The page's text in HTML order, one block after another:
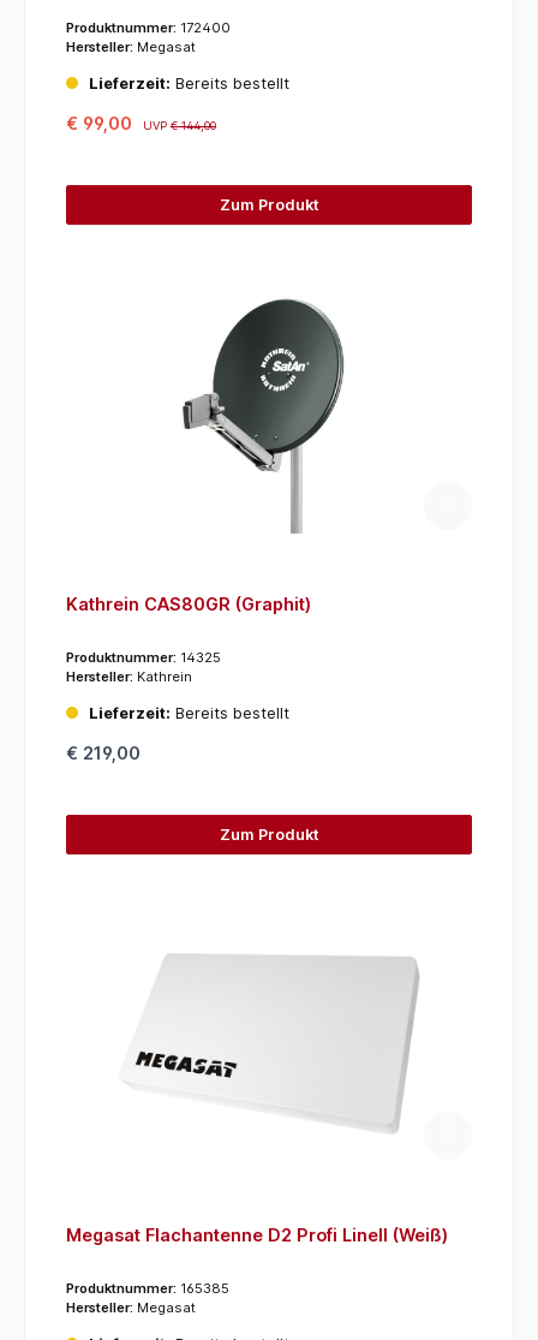
Produktnummer: 172400
Hersteller: Megasat
Lieferzeit: Bereits bestellt
€ 99,00 UVP€ 144,00
Zum Produkt
Kathrein CAS80GR (Graphit)
Produktnummer: 14325
Hersteller: Kathrein
Lieferzeit: Bereits bestellt
€ 219,00
Zum Produkt
Megasat Flachantenne D2 Profi LineII (Weiß)
Produktnummer: 165385
Hersteller: Megasat